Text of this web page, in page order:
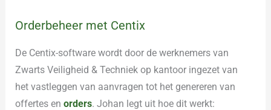
Orderbeheer met Centix
De Centix-software wordt door de werknemers van
Zwarts Veiligheid & Techniek op kantoor ingezet van
het vastleggen van aanvragen tot het genereren van
offertes enorders. Johan legt uit hoe dit werkt: